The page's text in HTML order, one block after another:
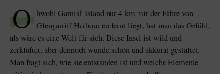
Der Blarney Stone im
Blarney Castle
Game of Thrones
Studiotour
O bwohl Garnish Island nur 4 km mit der Fähre von
Glengarriff Harbour entfernt liegt, hat man das Gefühl,
als wäre es eine Welt für sich. Diese Insel ist wild und
zerklüftet, aber dennoch wunderschön und akkurat gestaltet.
Man fragt sich, wie sie entstanden ist und welche Elemente